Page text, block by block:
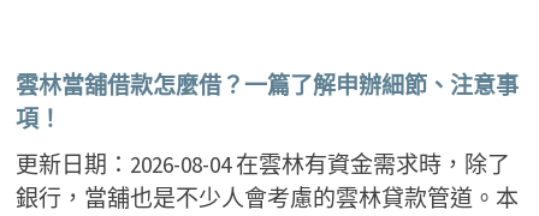
雲林當舖借款怎麼借？一篇了解申辦細節、注意事
項！
更新日期：2026-08-04 在雲林有資金需求時，除了
銀行，當舖也是不少人會考慮的雲林貸款管道。本